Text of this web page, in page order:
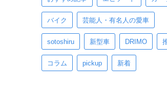
バイク 芸能人・有名人の愛車
sotoshiru 新型車 DRIMO
コラム pickup 新着